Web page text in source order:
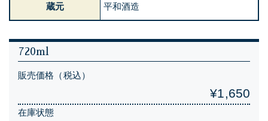
蔵元 平和酒造
720ml
販売価格（税込）
¥1,650
在庫状態